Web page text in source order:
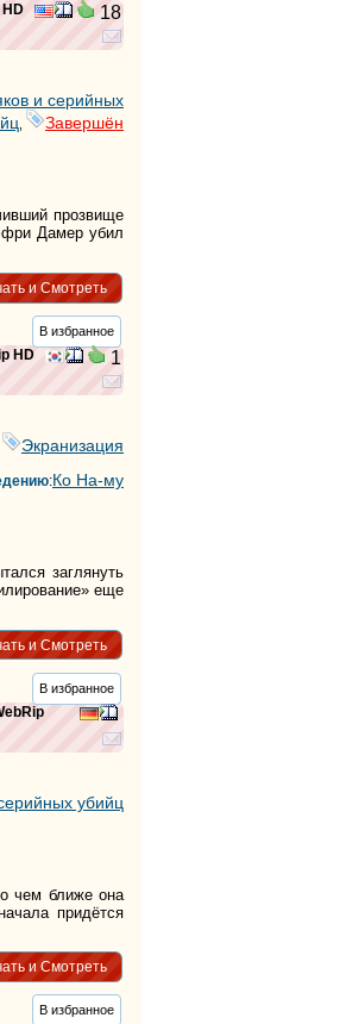
18
и серийных
Завершён
прозвище
Дамер убил
и Смотреть
В избранное
HD 1
Экранизация
:Ко На-му
заглянуть
еще
и Смотреть
В избранное
убийц
чем ближе она
придётся
и Смотреть
В избранное